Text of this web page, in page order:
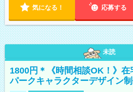
気になる！ 応募する
未読
1800円＊《時間相談OK！》在
パークキャラクターデザイン